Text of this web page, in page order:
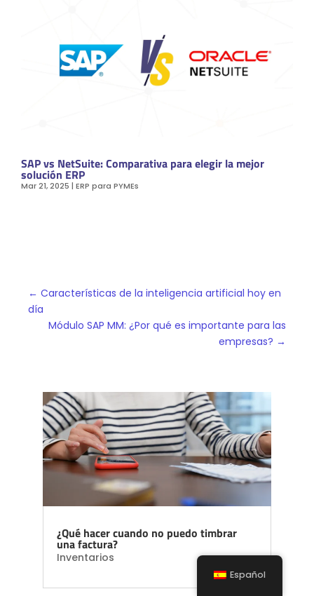
SAP vs NetSuite: Comparativa para elegir la mejor
solución ERP
Mar 21, 2025 |ERP para PYMEs
←Características de la inteligencia artificial hoy en
día
Módulo SAP MM: ¿Por qué es importante para las
empresas? →
¿Qué hacer cuando no puedo timbrar
una factura?
Inventarios
Español